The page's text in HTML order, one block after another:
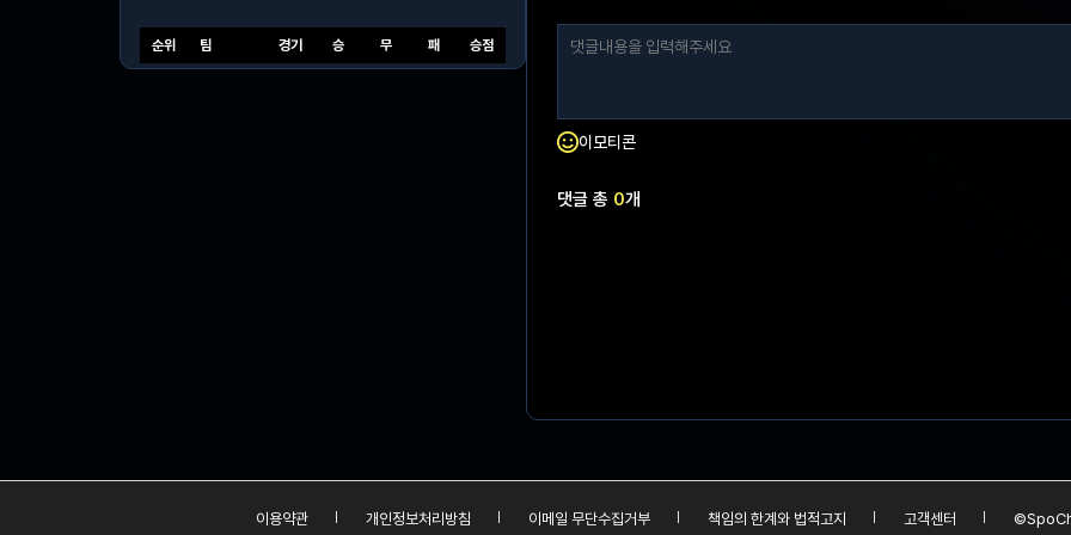
순위 팀 경기 승 무 패 승점
이모티콘
댓글 총 0개
이용약관 개인정보처리방침 이메일 무단수집거부 책임의 한계와 법적고지 고객센터